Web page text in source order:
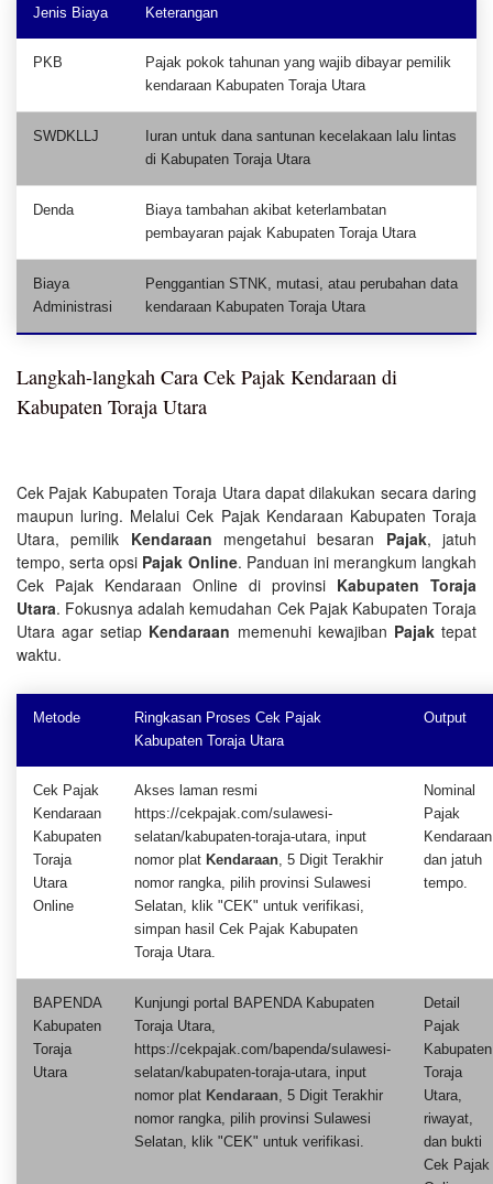
Jenis Biaya Keterangan
PKB
Pajak pokok tahunan yang wajib dibayar pemilik
kendaraan Kabupaten Toraja Utara
SWDKLLJ
Iuran untuk dana santunan kecelakaan lalu lintas
di Kabupaten Toraja Utara
Denda
Biaya tambahan akibat keterlambatan
pembayaran pajak Kabupaten Toraja Utara
Biaya
Administrasi
Penggantian STNK, mutasi, atau perubahan data
kendaraan Kabupaten Toraja Utara
Langkah-langkah Cara Cek Pajak Kendaraan di
Kabupaten Toraja Utara
Cek Pajak Kabupaten Toraja Utara dapat dilakukan secara daring
maupun luring. Melalui Cek Pajak Kendaraan Kabupaten Toraja
Utara, pemilik Kendaraan mengetahui besaran Pajak, jatuh
tempo, serta opsi Pajak Online. Panduan ini merangkum langkah
Cek Pajak Kendaraan Online di provinsi Kabupaten Toraja
Utara. Fokusnya adalah kemudahan Cek Pajak Kabupaten Toraja
Utara agar setiap Kendaraan memenuhi kewajiban Pajaktepat
waktu.
Metode
Ringkasan Proses Cek Pajak
Kabupaten Toraja Utara
Output
Cek Pajak
Kendaraan
Kabupaten
Toraja
Utara
Online
Akses laman resmi
https://cekpajak.com/sulawesi-
selatan/kabupaten-toraja-utara, input
nomor plat Kendaraan, 5 Digit Terakhir
nomor rangka, pilih provinsi Sulawesi
Selatan, klik "CEK" untuk verifikasi,
simpan hasil Cek Pajak Kabupaten
Toraja Utara.
Nominal
Pajak
Kendaraan
dan jatuh
tempo.
BAPENDA
Kabupaten
Toraja
Utara
Kunjungi portal BAPENDA Kabupaten
Toraja Utara,
https://cekpajak.com/bapenda/sulawesi-
selatan/kabupaten-toraja-utara, input
nomor plat Kendaraan, 5 Digit Terakhir
nomor rangka, pilih provinsi Sulawesi
Selatan, klik "CEK" untuk verifikasi.
Detail
Pajak
Kabupaten
Toraja
Utara,
riwayat,
dan bukti
Cek Pajak